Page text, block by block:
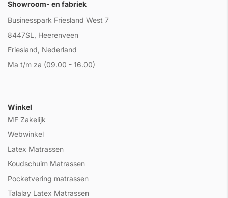
Showroom- en fabriek
Businesspark Friesland West 7
8447SL, Heerenveen
Friesland, Nederland
Ma t/m za (09.00 - 16.00)
Winkel
MF Zakelijk
Webwinkel
Latex Matrassen
Koudschuim Matrassen
Pocketvering matrassen
Talalay Latex Matrassen